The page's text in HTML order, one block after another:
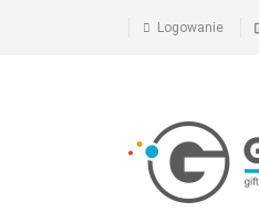
Logowanie